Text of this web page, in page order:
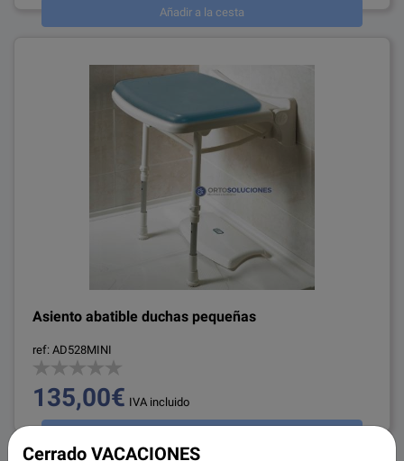
Añadir a la cesta
Asiento abatible duchas pequeñas
ref: AD528MINI
135,00€ IVA incluido
Cerrado VACACIONES